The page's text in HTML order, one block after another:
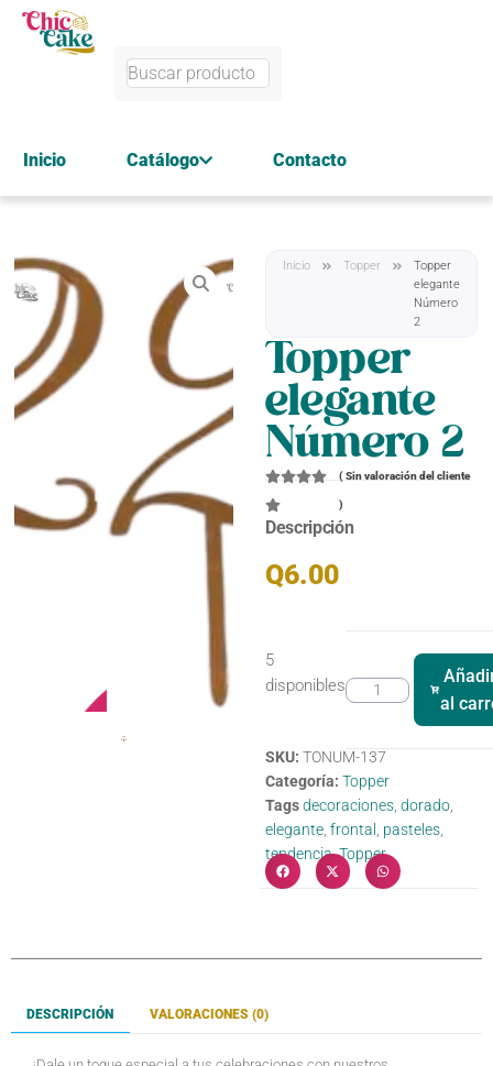
Inicio Catálogo Contacto
Inicio Topper
Topper
elegante
Número
2
Topper
elegante
Número 2
(Sin valoración del cliente
)
Descripción
Q6.00
5
disponibles
al
SKU:TONUM-137
Categoría: Topper
Tagsdecoraciones ,dorado
elegante ,frontal pasteles
tendencia,Topper
DESCRIPCIÓN VALORACIONES (0)